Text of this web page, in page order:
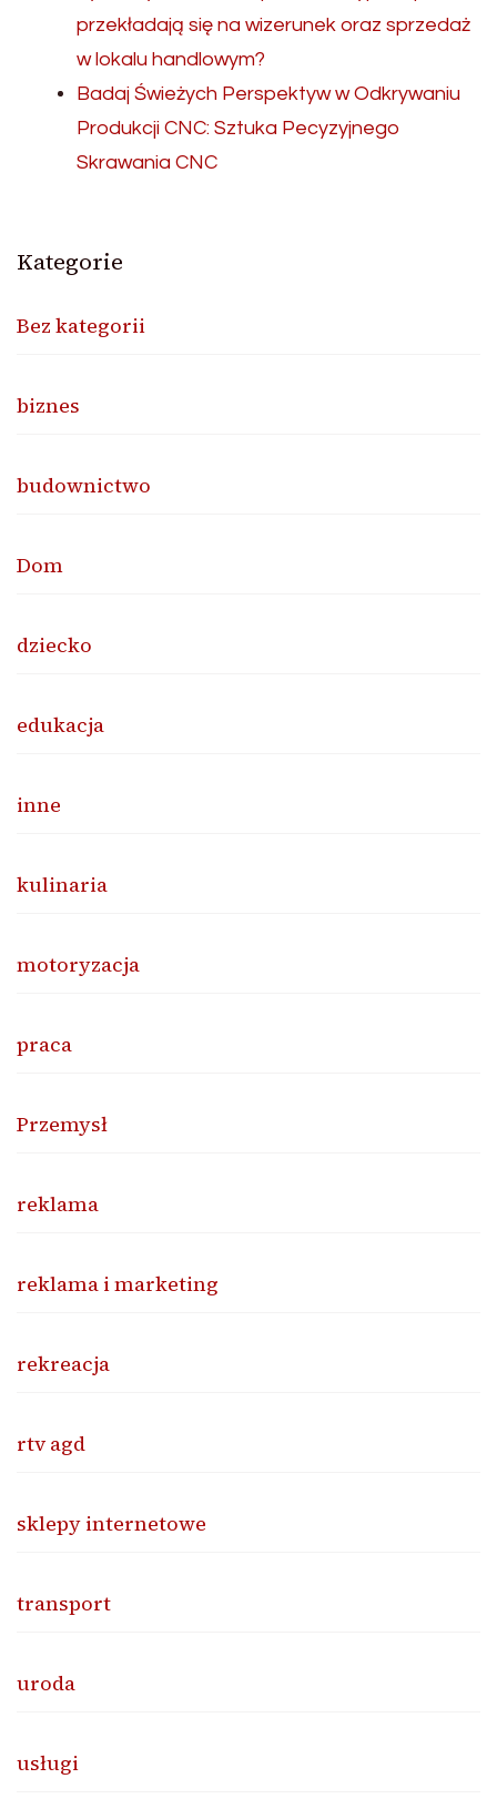
przekładają się na wizerunek oraz sprzedaż
w lokalu handlowym?
Badaj Świeżych Perspektyw w Odkrywaniu
Produkcji CNC: Sztuka Pecyzyjnego
Skrawania CNC
Kategorie
Bez kategorii
biznes
budownictwo
Dom
dziecko
edukacja
inne
kulinaria
motoryzacja
praca
Przemysł
reklama
reklama i marketing
rekreacja
rtv agd
sklepy internetowe
transport
uroda
usługi